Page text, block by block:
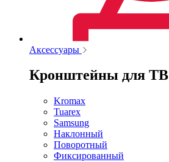
Аксессуары
Кронштейны для ТВ
Kromax
Tuarex
Samsung
Наклонный
Поворотный
Фиксированный